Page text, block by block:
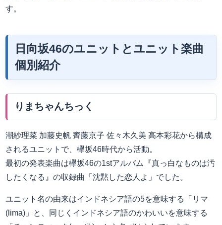
す。
日向坂46のユニットとユニット楽曲
個別紹介
りまちゃんちっく
潮紗理菜 加藤史帆 齊藤京子 佐々木久美 高本彩花から構成
されるユニットで、欅坂46時代から活動。
最初の発表楽曲は欅坂46の1stアルバム『真っ白なものは汚
したくなる』の収録曲「沈黙した恋人よ」でした。
ユニット名の由来はインドネシア語の5を意味する「リマ
(lima)」と、同じくインドネシア語のかわいいを意味する